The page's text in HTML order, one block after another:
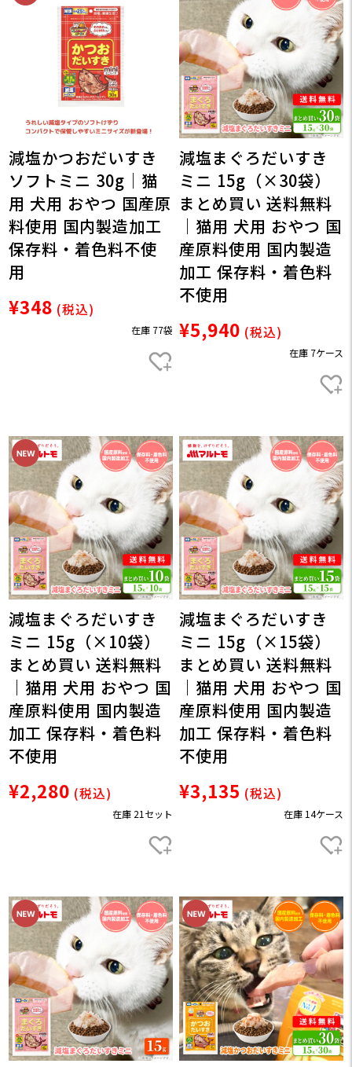
減塩かつおだいすき
ソフトミニ 30g｜猫
用 犬用 おやつ 国産原
料使用 国内製造加工
保存料・着色料不使
用
¥348 (税込)
在庫 77袋
減塩まぐろだいすき
ミニ 15g（×30袋）
まとめ買い 送料無料
｜猫用 犬用 おやつ 国
産原料使用 国内製造
加工 保存料・着色料
不使用
¥5,940 (税込)
在庫 7ケース
減塩まぐろだいすき
ミニ 15g（×10袋）
まとめ買い 送料無料
｜猫用 犬用 おやつ 国
産原料使用 国内製造
加工 保存料・着色料
不使用
¥2,280 (税込)
在庫 21セット
減塩まぐろだいすき
ミニ 15g（×15袋）
まとめ買い 送料無料
｜猫用 犬用 おやつ 国
産原料使用 国内製造
加工 保存料・着色料
不使用
¥3,135 (税込)
在庫 14ケース